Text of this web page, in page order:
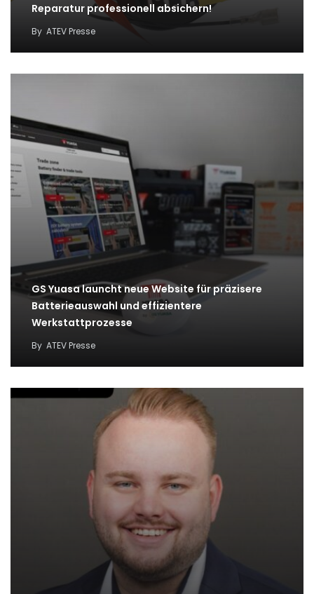
Reparatur professionell absichern!
By ATEV Presse
GS Yuasa launcht neue Website für präzisere
Batterieauswahl und effizientere
Werkstattprozesse
By ATEV Presse